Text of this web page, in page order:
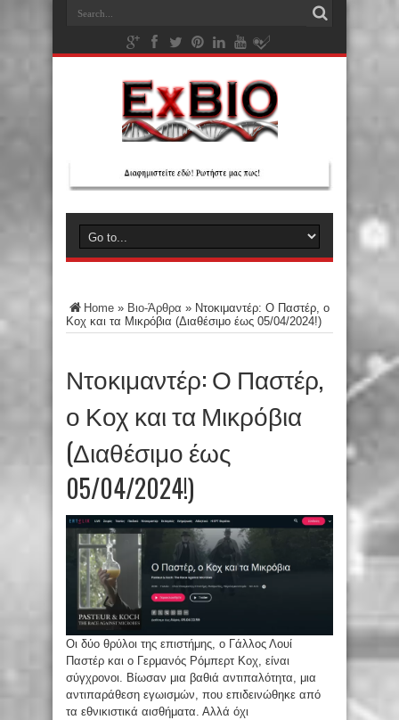
Home » Βιο-Άρθρα » Ντοκιμαντέρ: Ο Παστέρ, ο
Κοχ και τα Μικρόβια (Διαθέσιμο έως 05/04/2024!)
Ντοκιμαντέρ: Ο Παστέρ,
ο Κοχ και τα Μικρόβια
(Διαθέσιμο έως
05/04/2024!)
Οι δύο θρύλοι της επιστήμης, ο Γάλλος Λουί
Παστέρ και ο Γερμανός Ρόμπερτ Κοχ, είναι
σύγχρονοι. Βίωσαν μια βαθιά αντιπαλότητα, μια
αντιπαράθεση εγωισμών, που επιδεινώθηκε από
τα εθνικιστικά αισθήματα. Αλλά όχι